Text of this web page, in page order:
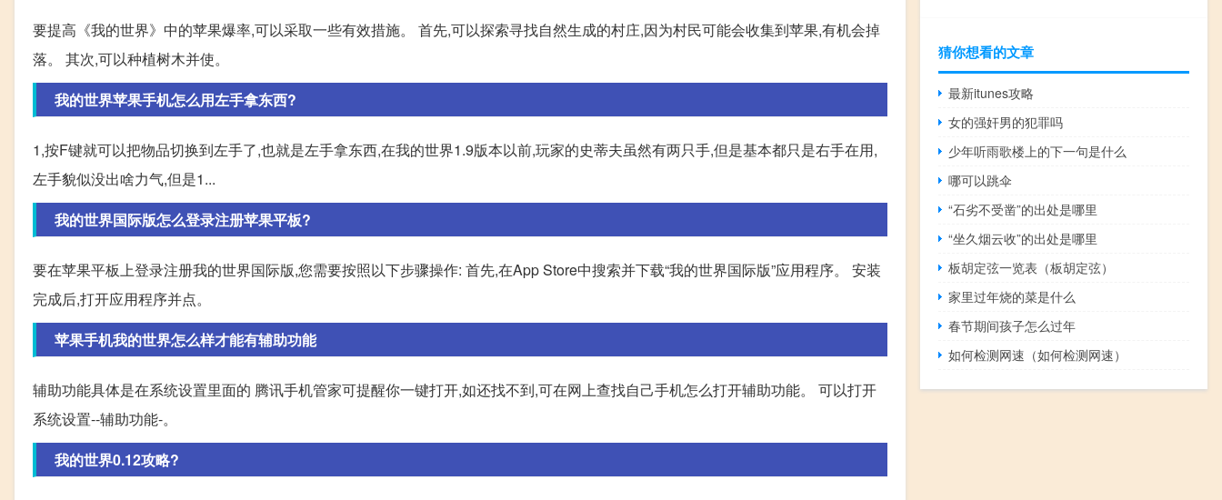
要提高《我的世界》中的苹果爆率,可以采取一些有效措施。 首先,可以探索寻找自然生成的村庄,因为村民可能会收集到苹果,有机会掉
落。 其次,可以种植树木并使。
我的世界苹果手机怎么用左手拿东西?
1,按F键就可以把物品切换到左手了,也就是左手拿东西,在我的世界1.9版本以前,玩家的史蒂夫虽然有两只手,但是基本都只是右手在用,
左手貌似没出啥力气,但是1...
我的世界国际版怎么登录注册苹果平板?
要在苹果平板上登录注册我的世界国际版,您需要按照以下步骤操作: 首先,在App Store中搜索并下载“我的世界国际版”应用程序。 安装
完成后,打开应用程序并点。
苹果手机我的世界怎么样才能有辅助功能
辅助功能具体是在系统设置里面的 腾讯手机管家可提醒你一键打开,如还找不到,可在网上查找自己手机怎么打开辅助功能。 可以打开
系统设置--辅助功能-。
我的世界0.12攻略?
猜你想看的文章
最新itunes攻略
女的强奸男的犯罪吗
少年听雨歌楼上的下一句是什么
哪可以跳伞
“石劣不受凿”的出处是哪里
“坐久烟云收”的出处是哪里
板胡定弦一览表（板胡定弦）
家里过年烧的菜是什么
春节期间孩子怎么过年
如何检测网速（如何检测网速）